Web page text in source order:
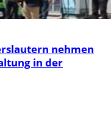
nehmen
in der